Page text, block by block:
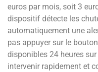
euros par mois, soit 3
dispositif détecte les
automatiquement une
pas appuyer sur le
disponibles 24 heures
intervenir rapidement et